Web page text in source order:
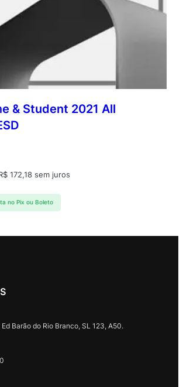
& Student 2021 All
172,18 sem juros
no Pix ou Boleto
Ed Barão do Rio Branco, SL 123, A50.